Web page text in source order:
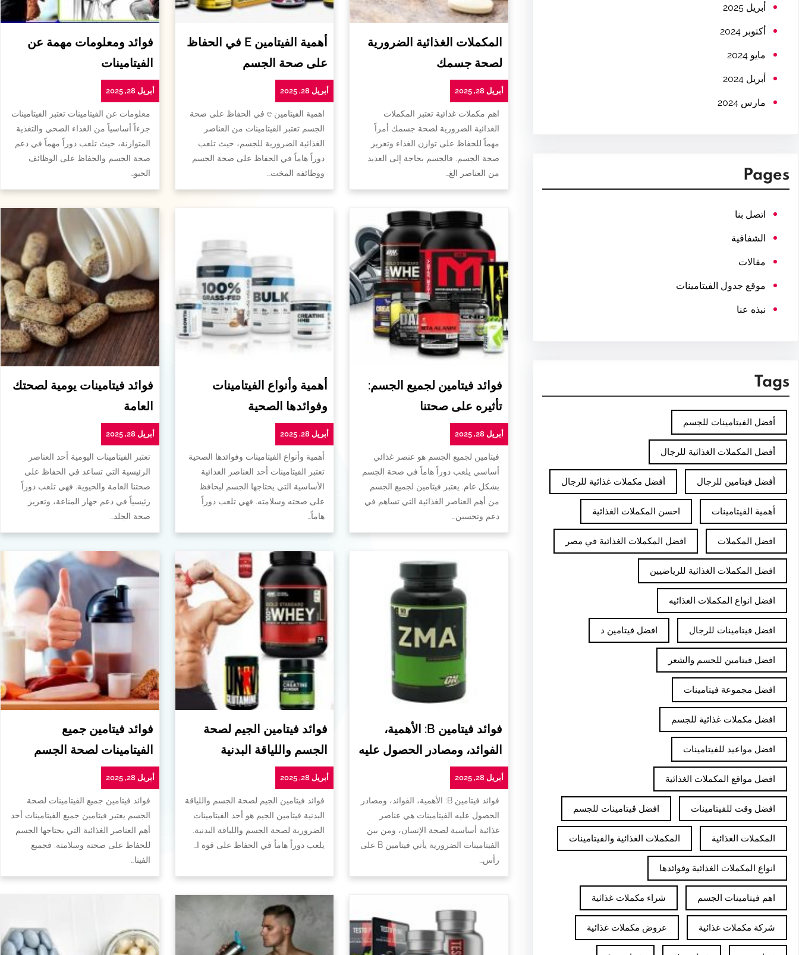
أبريل 2025
أكتوبر 2024
مايو 2024
أبريل 2024
مارس 2024
Pages
اتصل بنا
الشفافية
مقالات
موقع جدول الفيتامينات
نبذه عنا
Tags
أفضل الفيتامينات للجسم
أفضل المكملات الغذائية للرجال
أفضل فيتامين للرجال أفضل مكملات غذائية للرجال
أهمية الفيتامينات احسن المكملات الغذائية
افضل المكملات افضل المكملات الغذائية في مصر
افضل المكملات الغذائية للرياضيين
افضل انواع المكملات الغذائيه
افضل فيتامينات للرجال افضل فيتامين د
افضل فيتامين للجسم والشعر
افضل مجموعة فيتامينات
افضل مكملات غذائية للجسم
افضل مواعيد للفيتامينات
افضل مواقع المكملات الغذائية
افضل وقت للفيتامينات افضل ڤيتامينات للجسم
المكملات الغذائية المكملات الغذائية والفيتامينات
انواع المكملات الغذائية وفوائدها
اهم فيتامينات الجسم شراء مكملات غذائية
شركة مكملات غذائية عروض مكملات غذائية
المكملات الغذائية الضرورية
لصحة جسمك
أبريل 28, 2025
اهم مكملات غذائية تعتبر المكملات
الغذائية الضرورية لصحة جسمك أمراً
مهماً للحفاظ على توازن الغذاء وتعزيز
صحة الجسم. فالجسم بحاجة إلى العديد
من العناصر الغ…
أهمية الفيتامين E في الحفاظ
على صحة الجسم
أبريل 28, 2025
اهمية الفيتامين e في الحفاظ على صحة
الجسم تعتبر الفيتامينات من العناصر
الغذائية الضرورية للجسم، حيث تلعب
دوراً هاماً في الحفاظ على صحة الجسم
ووظائفه المخت…
فوائد ومعلومات مهمة عن
الفيتامينات
أبريل 28, 2025
معلومات عن الفيتامينات تعتبر الفيتامينات
جزءاً أساسياً من الغذاء الصحي والتغذية
المتوازنة، حيث تلعب دوراً مهماً في دعم
صحة الجسم والحفاظ على الوظائف
الحيو…
فوائد فيتامين لجميع الجسم:
تأثيره على صحتنا
أبريل 28, 2025
فيتامين لجميع الجسم هو عنصر غذائي
أساسي يلعب دوراً هاماً في صحة الجسم
بشكل عام. يعتبر فيتامين لجميع الجسم
من أهم العناصر الغذائية التي تساهم في
دعم وتحسين…
أهمية وأنواع الفيتامينات
وفوائدها الصحية
أبريل 28, 2025
أهمية وأنواع الفيتامينات وفوائدها الصحية
تعتبر الفيتامينات أحد العناصر الغذائية
الأساسية التي يحتاجها الجسم ليحافظ
على صحته وسلامته. فهي تلعب دوراً
هاماً…
فوائد فيتامينات يومية لصحتك
العامة
أبريل 28, 2025
تعتبر الفيتامينات اليومية أحد العناصر
الرئيسية التي تساعد في الحفاظ على
صحتنا العامة والحيوية. فهي تلعب دوراً
رئيسياً في دعم جهاز المناعة، وتعزيز
صحة الجلد…
فوائد فيتامين B: الأهمية،
الفوائد، ومصادر الحصول عليه
أبريل 28, 2025
فوائد فيتامين B: الأهمية، الفوائد، ومصادر
الحصول عليه الفيتامينات هي عناصر
غذائية أساسية لصحة الإنسان، ومن بين
الفيتامينات الضرورية يأتي فيتامين B على
رأس…
فوائد فيتامين الجيم لصحة
الجسم واللياقة البدنية
أبريل 28, 2025
فوائد فيتامين الجيم لصحة الجسم واللياقة
البدنية فيتامين الجيم هو أحد الفيتامينات
الضرورية لصحة الجسم واللياقة البدنية.
يلعب دوراً هاماً في الحفاظ على قوة ا…
فوائد فيتامين جميع
الفيتامينات لصحة الجسم
أبريل 28, 2025
فوائد فيتامين جميع الفيتامينات لصحة
الجسم يعتبر فيتامين جميع الفيتامينات أحد
أهم العناصر الغذائية التي يحتاجها الجسم
للحفاظ على صحته وسلامته. فجميع
الفيتا…